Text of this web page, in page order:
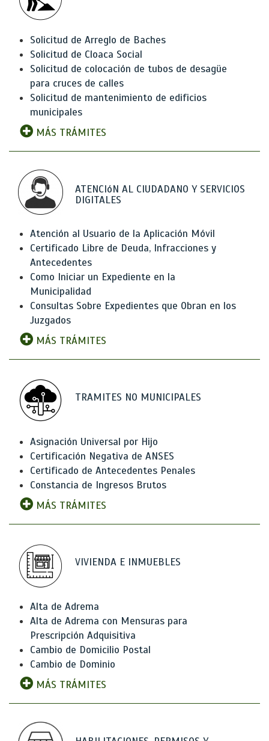
Solicitud de Arreglo de Baches
Solicitud de Cloaca Social
Solicitud de colocación de tubos de desagüe
para cruces de calles
Solicitud de mantenimiento de edificios
municipales
MÁS TRÁMITES
ATENCIóN AL CIUDADANO Y SERVICIOS
DIGITALES
Atención al Usuario de la Aplicación Móvil
Certificado Libre de Deuda, Infracciones y
Antecedentes
Como Iniciar un Expediente en la
Municipalidad
Consultas Sobre Expedientes que Obran en los
Juzgados
MÁS TRÁMITES
TRAMITES NO MUNICIPALES
Asignación Universal por Hijo
Certificación Negativa de ANSES
Certificado de Antecedentes Penales
Constancia de Ingresos Brutos
MÁS TRÁMITES
VIVIENDA E INMUEBLES
Alta de Adrema
Alta de Adrema con Mensuras para
Prescripción Adquisitiva
Cambio de Domicilio Postal
Cambio de Dominio
MÁS TRÁMITES